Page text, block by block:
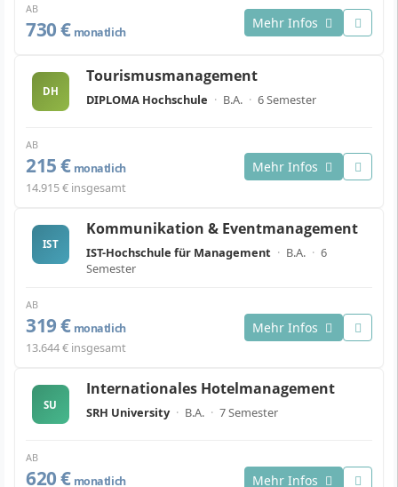
AB
730 € monatlich
Mehr Infos
DH
Tourismusmanagement
DIPLOMA Hochschule · B.A. · 6 Semester
AB
215 € monatlich
14.915 € insgesamt
Mehr Infos
IST
Kommunikation & Eventmanagement
IST-Hochschule für Management · B.A. · 6
Semester
AB
319 € monatlich
13.644 € insgesamt
Mehr Infos
SU
Internationales Hotelmanagement
SRH University · B.A. · 7 Semester
AB
620 € monatlich Mehr Infos